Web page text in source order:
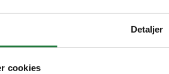
Detaljer
cookies